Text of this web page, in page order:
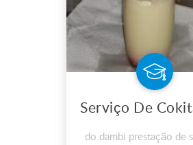
do.dambi prestação de